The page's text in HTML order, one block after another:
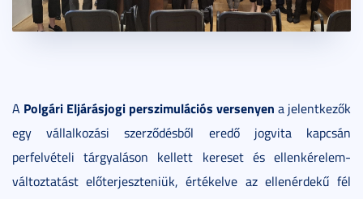
A Polgári Eljárásjogi perszimulációs versenyen a jelentkezők
egy vállalkozási szerződésből eredő jogvita kapcsán
perfelvételi tárgyaláson kellett kereset és ellenkérelem-
változtatást előterjeszteniük, értékelve az ellenérdekű fél